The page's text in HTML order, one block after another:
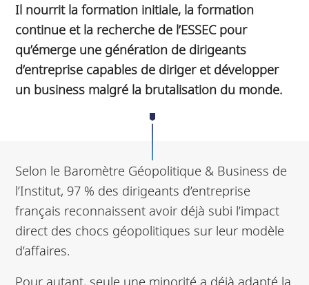
Il nourrit la formation initiale, la formation
continue et la recherche de l’ESSEC pour
qu’émerge une génération de dirigeants
d’entreprise capables de diriger et développer
un business malgré la brutalisation du monde.
Selon le Baromètre Géopolitique & Business de
l’Institut, 97 % des dirigeants d’entreprise
français reconnaissent avoir déjà subi l’impact
direct des chocs géopolitiques sur leur modèle
d’affaires.
Pour autant, seule une minorité a déjà adapté la